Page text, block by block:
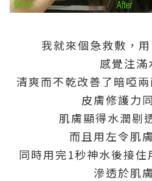
我就來個急救敷，
感覺注滿
清爽而不乾改善了暗啞
皮膚修護力
肌膚顯得水潤剔
而且用左令肌
同時用完1秒神水後接
滲透於肌